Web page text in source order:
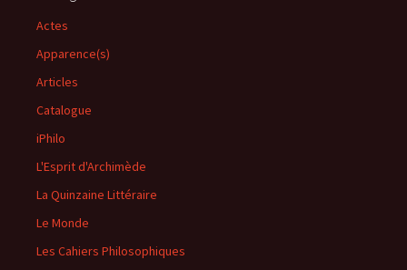
Actes
Apparence(s)
Articles
Catalogue
iPhilo
L'Esprit d'Archimède
La Quinzaine Littéraire
Le Monde
Les Cahiers Philosophiques